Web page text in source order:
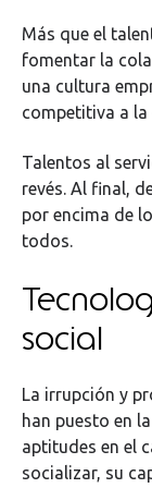
Más que el
fomentar la
una cultura
competitiva a la
Talentos al
revés. Al final,
por encima de
todos.
social
La irrupción y
han puesto en
aptitudes en el
socializar, su